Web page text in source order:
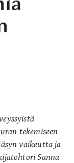
tekemiseen
vaikeutta ja
Sanna